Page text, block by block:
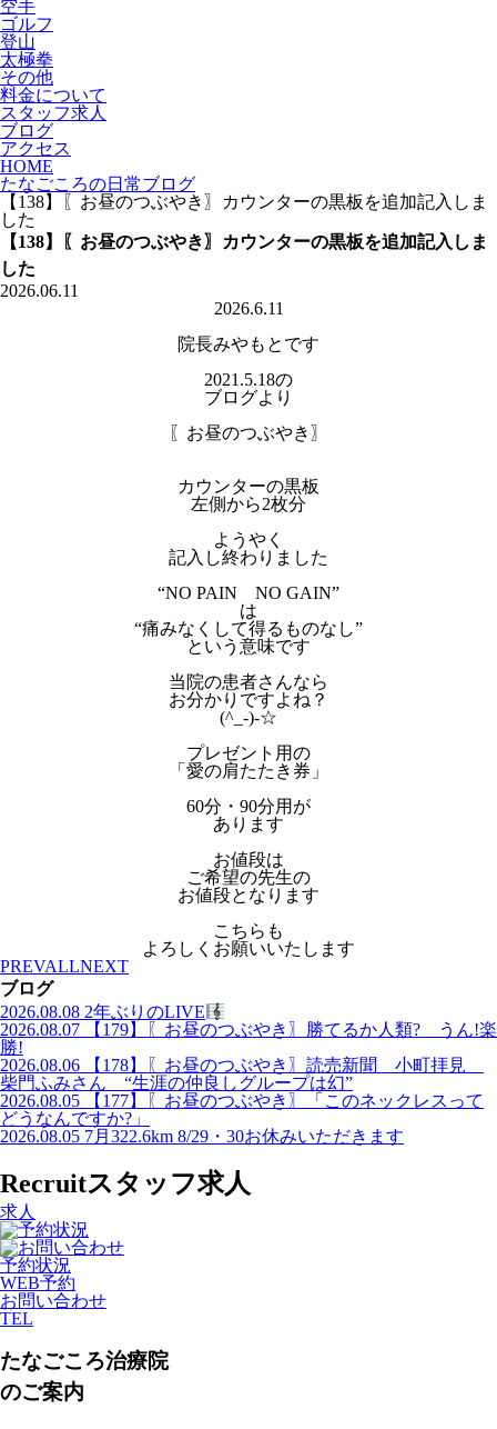
空手
ゴルフ
登山
太極拳
その他
料金について
スタッフ求人
ブログ
アクセス
HOME
たなごころの日常ブログ
【138】〖お昼のつぶやき〗カウンターの黒板を追加記入しま
した
【138】〖お昼のつぶやき〗カウンターの黒板を追加記入しま
した
2026.06.11
2026.6.11
院長みやもとです
2021.5.18の
ブログより
〖お昼のつぶやき〗
カウンターの黒板
左側から2枚分
ようやく
記入し終わりました
“NO PAIN NO GAIN”
は
“痛みなくして得るものなし”
という意味です
当院の患者さんなら
お分かりですよね？
(^_-)-☆
プレゼント用の
「愛の肩たたき券」
60分・90分用が
あります
お値段は
ご希望の先生の
お値段となります
こちらも
よろしくお願いいたします
PREVALLNEXT
ブログ
2026.08.08 2年ぶりのLIVE
2026.08.07
【179】〖お昼のつぶやき〗勝てるか人類? うん!楽
勝!
2026.08.06
【178】〖お昼のつぶやき〗読売新聞 小町拝見
柴門ふみさん “生涯の仲良しグループは幻”
2026.08.05
【177】〖お昼のつぶやき〗「このネックレスって
どうなんですか?」
2026.08.05 7月322.6km 8/29・30お休みいただきます
Recruitスタッフ求人
求人
予約状況
WEB予約
お問い合わせ
TEL
たなごころ治療院
のご案内